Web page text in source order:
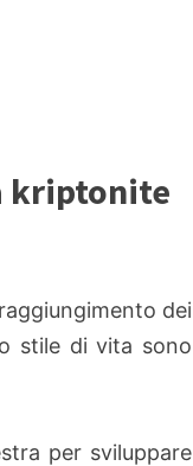
kriptonite
dei
stile di vita sono
per sviluppare